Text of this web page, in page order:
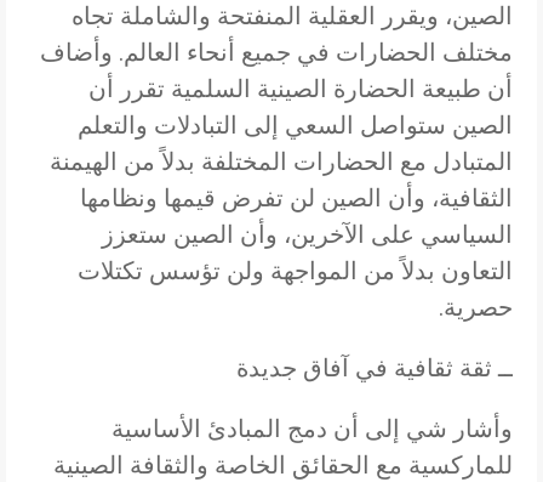
الصين، ويقرر العقلية المنفتحة والشاملة تجاه
مختلف الحضارات في جميع أنحاء العالم. وأضاف
أن طبيعة الحضارة الصينية السلمية تقرر أن
الصين ستواصل السعي إلى التبادلات والتعلم
المتبادل مع الحضارات المختلفة بدلاً من الهيمنة
الثقافية، وأن الصين لن تفرض قيمها ونظامها
السياسي على الآخرين، وأن الصين ستعزز
التعاون بدلاً من المواجهة ولن تؤسس تكتلات
حصرية.
ــ ثقة ثقافية في آفاق جديدة
وأشار شي إلى أن دمج المبادئ الأساسية
للماركسية مع الحقائق الخاصة والثقافة الصينية